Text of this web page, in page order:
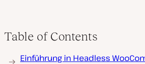
Table of Contents
Einführung in Headless